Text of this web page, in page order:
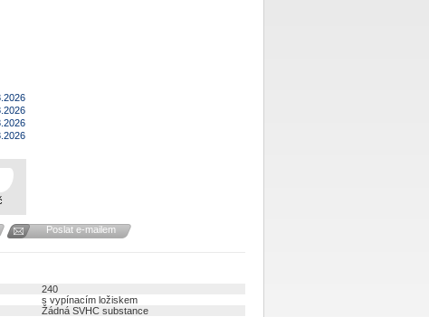
Poslat e-mailem
240
s vypínacím ložiskem
Žádná SVHC substance